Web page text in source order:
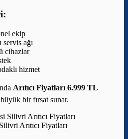
ekip
servis ağı
cihazlar
hizmet
Arıtıcı Fiyatları 6.999 TL
bir fırsat sunar.
Arıtıcı Fiyatları